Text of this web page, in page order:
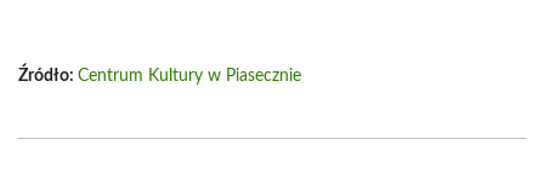
Źródło: Centrum Kultury w Piasecznie